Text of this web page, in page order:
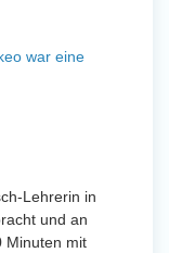
war eine
Lehrerin in
und an
Minuten mit